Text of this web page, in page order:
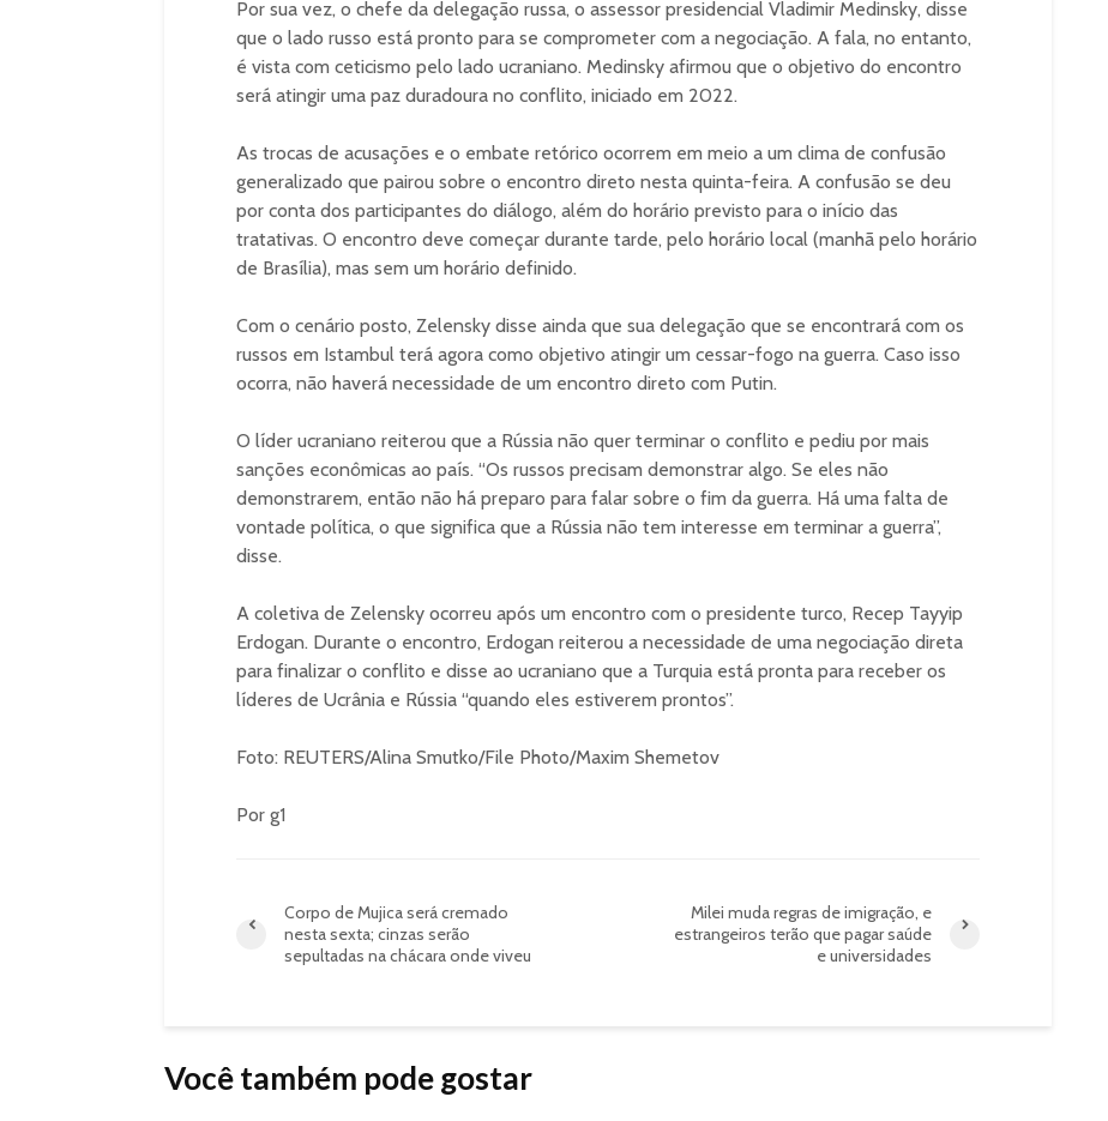
Por sua vez, o chefe da delegação russa, o assessor presidencial Vladimir Medinsky, disse
que o lado russo está pronto para se comprometer com a negociação. A fala, no entanto,
é vista com ceticismo pelo lado ucraniano. Medinsky afirmou que o objetivo do encontro
será atingir uma paz duradoura no conflito, iniciado em 2022.
As trocas de acusações e o embate retórico ocorrem em meio a um clima de confusão
generalizado que pairou sobre o encontro direto nesta quinta-feira. A confusão se deu
por conta dos participantes do diálogo, além do horário previsto para o início das
tratativas. O encontro deve começar durante tarde, pelo horário local (manhã pelo horário
de Brasília), mas sem um horário definido.
Com o cenário posto, Zelensky disse ainda que sua delegação que se encontrará com os
russos em Istambul terá agora como objetivo atingir um cessar-fogo na guerra. Caso isso
ocorra, não haverá necessidade de um encontro direto com Putin.
O líder ucraniano reiterou que a Rússia não quer terminar o conflito e pediu por mais
sanções econômicas ao país. “Os russos precisam demonstrar algo. Se eles não
demonstrarem, então não há preparo para falar sobre o fim da guerra. Há uma falta de
vontade política, o que significa que a Rússia não tem interesse em terminar a guerra”,
disse.
A coletiva de Zelensky ocorreu após um encontro com o presidente turco, Recep Tayyip
Erdogan. Durante o encontro, Erdogan reiterou a necessidade de uma negociação direta
para finalizar o conflito e disse ao ucraniano que a Turquia está pronta para receber os
líderes de Ucrânia e Rússia “quando eles estiverem prontos”.
Foto: REUTERS/Alina Smutko/File Photo/Maxim Shemetov
Por g1
Corpo de Mujica será cremado
nesta sexta; cinzas serão
sepultadas na chácara onde viveu
Milei muda regras de imigração, e
estrangeiros terão que pagar saúde
e universidades
Você também pode gostar